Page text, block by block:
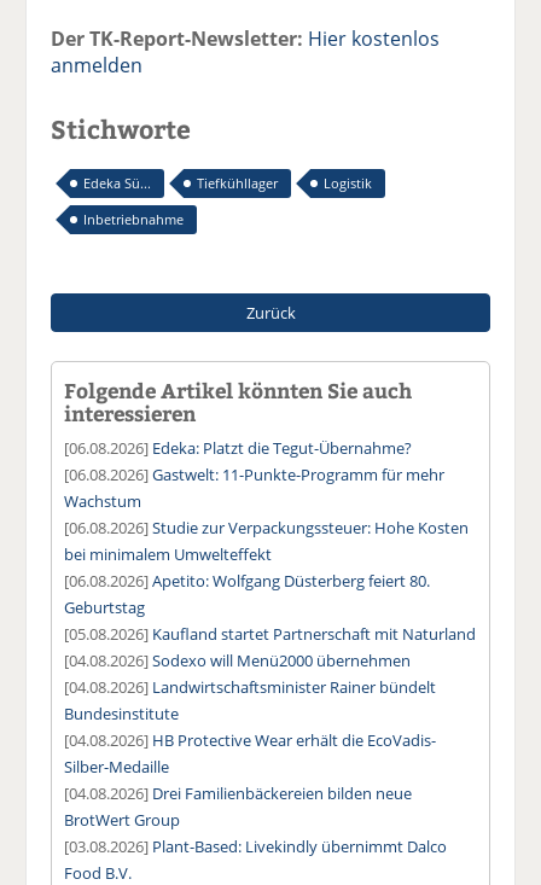
Der TK-Report-Newsletter: Hier kostenlos
anmelden
Stichworte
Edeka Sü... Tiefkühllager
Logistik
Inbetriebnahme
Zurück
Folgende Artikel könnten Sie auch
interessieren
[06.08.2026] Edeka: Platzt die Tegut-Übernahme?
[06.08.2026]Gastwelt: 11-Punkte-Programm für mehr
Wachstum
[06.08.2026]Studie zur Verpackungssteuer: Hohe Kosten
bei minimalem Umwelteffekt
[06.08.2026]Apetito: Wolfgang Düsterberg feiert 80.
Geburtstag
[05.08.2026] Kaufland startet Partnerschaft mit Naturland
[04.08.2026]Sodexo will Menü2000 übernehmen
[04.08.2026] Landwirtschaftsminister Rainer bündelt
Bundesinstitute
[04.08.2026] HB Protective Wear erhält die EcoVadis-
Silber-Medaille
[04.08.2026] Drei Familienbäckereien bilden neue
BrotWert Group
[03.08.2026] Plant-Based: Livekindly übernimmt Dalco
Food B.V.